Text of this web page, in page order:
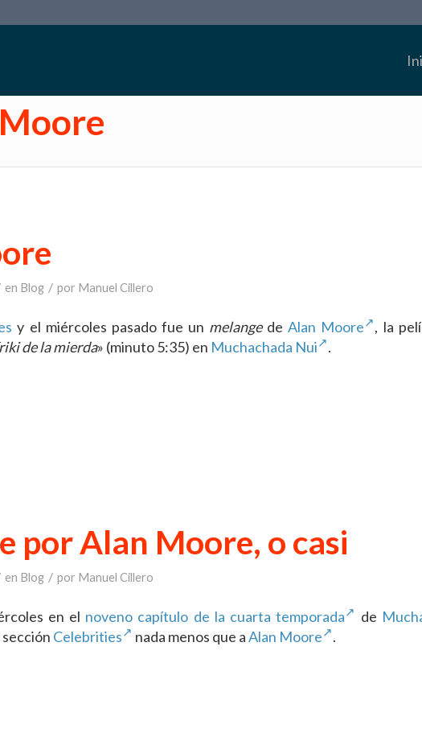
en Blog / por Manuel Cillero
y el miércoles pasado fue un melangedeAlan Moore , la
de la mierda» (minuto 5:35) en Muchachada Nui .
por Alan Moore, o casi
en Blog / por Manuel Cillero
en el noveno capítulo de la cuarta temporada de
Celebrities nada menos que aAlan Moore .